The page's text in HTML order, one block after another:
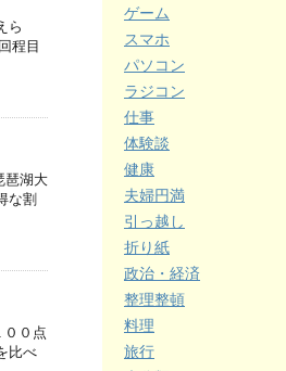
ら
程目
琶湖大
な割
００点
比べ
ゲーム
スマホ
パソコン
ラジコン
仕事
体験談
健康
夫婦円満
引っ越し
折り紙
政治・経済
整理整頓
料理
旅行